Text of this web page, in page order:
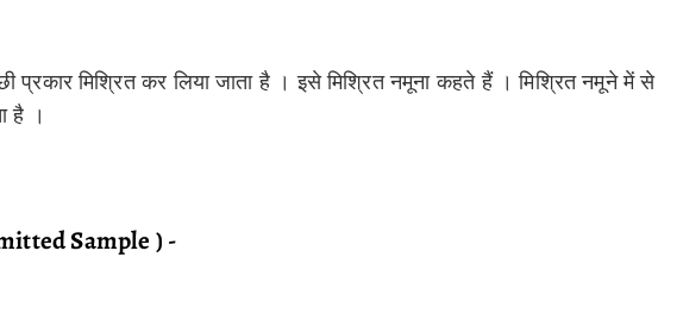
प्रकार मिश्रित कर लिया जाता है । इसे मिश्रित नमूना कहते हैं । मिश्रित नमूने में से
है ।
Sample ) -